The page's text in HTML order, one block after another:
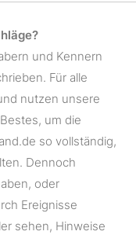
und Kennern
Für alle
nutzen unsere
um die
so vollständig,
Dennoch
oder
Ereignisse
sehen, Hinweise